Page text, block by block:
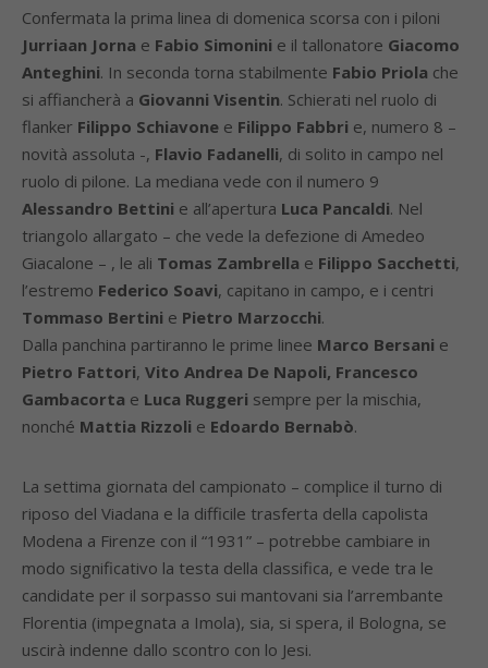
Confermata la prima linea di domenica scorsa con i piloni
Jurriaan Jorna e Fabio Simonini e il tallonatore Giacomo
Anteghini. In seconda torna stabilmente Fabio Priola che
si affiancherà a Giovanni Visentin. Schierati nel ruolo di
flanker Filippo Schiavone e Filippo Fabbri e, numero 8 –
novità assoluta -, Flavio Fadanelli, di solito in campo nel
ruolo di pilone. La mediana vede con il numero 9
Alessandro Bettini e all’apertura Luca Pancaldi. Nel
triangolo allargato – che vede la defezione di Amedeo
Giacalone – , le ali Tomas Zambrella e Filippo Sacchetti,
l’estremo Federico Soavi, capitano in campo, e i centri
Tommaso Bertini e Pietro Marzocchi.
Dalla panchina partiranno le prime linee Marco Bersani e
Pietro Fattori, Vito Andrea De Napoli, Francesco
Gambacorta e Luca Ruggeri sempre per la mischia,
nonché Mattia Rizzoli e Edoardo Bernabò.
La settima giornata del campionato – complice il turno di
riposo del Viadana e la difficile trasferta della capolista
Modena a Firenze con il “1931” – potrebbe cambiare in
modo significativo la testa della classifica, e vede tra le
candidate per il sorpasso sui mantovani sia l’arrembante
Florentia (impegnata a Imola), sia, si spera, il Bologna, se
uscirà indenne dallo scontro con lo Jesi.